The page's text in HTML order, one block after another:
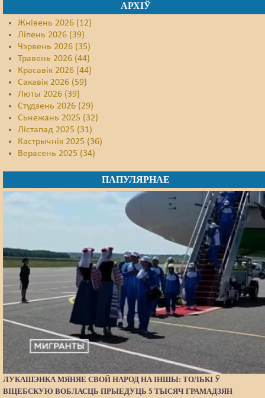
АРХІЎ
Жнівень 2026 (12)
Ліпень 2026 (39)
Чэрвень 2026 (35)
Травень 2026 (44)
Красавік 2026 (44)
Сакавік 2026 (59)
Люты 2026 (39)
Студзень 2026 (29)
Сьнежань 2025 (32)
Лістапад 2025 (31)
Кастрычнік 2025 (36)
Верасень 2025 (34)
ПАПУЛЯРНАЕ
ЛУКАШЭНКА МЯНЯЕ СВОЙ НАРОД НА ІНШЫ: ТОЛЬКІ Ў
ВІЦЕБСКУЮ ВОБЛАСЦЬ ПРЫЕДУЦЬ 5 ТЫСЯЧ ГРАМАДЗЯН